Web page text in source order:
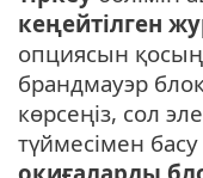
кеңейтілген
опциясын
брандмауэр
көрсеңіз, сол
түймесімен